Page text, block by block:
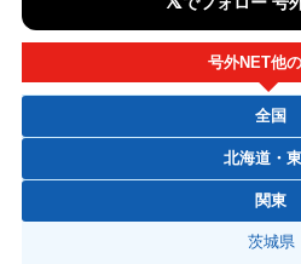
号外NET他
全国
北海道・
関東
茨城県